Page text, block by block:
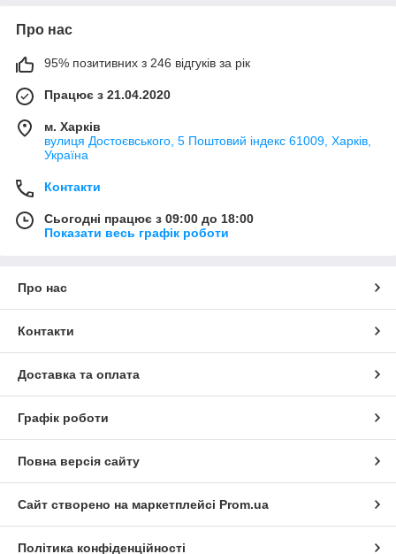
Про нас
95% позитивних з 246 відгуків за рік
Працює з 21.04.2020
м. Харків
вулиця Достоєвського, 5 Поштовий індекс 61009, Харків,
Україна
Контакти
Сьогодні працює з 09:00 до 18:00
Показати весь графік роботи
Про нас
Контакти
Доставка та оплата
Графік роботи
Повна версія сайту
Сайт створено на маркетплейсі Prom.ua
Політика конфіденційності